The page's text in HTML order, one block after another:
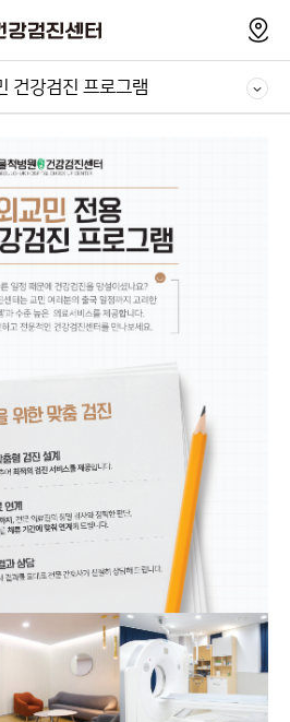
건강검진 프로그램